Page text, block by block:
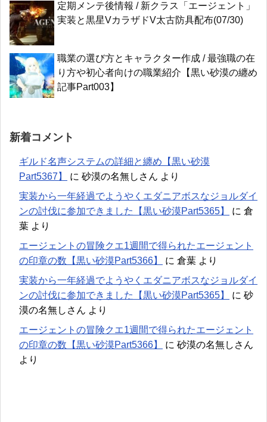
定期メンテ後情報 / 新クラス「エージェント」
実装と黒星VカラザドV太古防具配布(07/30)
職業の選び方とキャラクター作成 / 最強職の在
り方や初心者向けの職業紹介【黒い砂漠の纏め
記事Part003】
新着コメント
ギルド名声システムの詳細と纏め【黒い砂漠
Part5367】
に 砂漠の名無しさん より
実装から一年経過でようやくエダニアボスなジョルダイ
ンの討伐に参加できました【黒い砂漠Part5365】
に 倉
葉 より
エージェントの冒険クエ1週間で得られたエージェント
の印章の数【黒い砂漠Part5366】
に 倉葉 より
実装から一年経過でようやくエダニアボスなジョルダイ
ンの討伐に参加できました【黒い砂漠Part5365】
に 砂
漠の名無しさん より
エージェントの冒険クエ1週間で得られたエージェント
の印章の数【黒い砂漠Part5366】
に 砂漠の名無しさん
より